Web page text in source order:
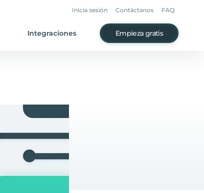
Inicia sesión Contáctanos FAQ
Integraciones Empieza gratis